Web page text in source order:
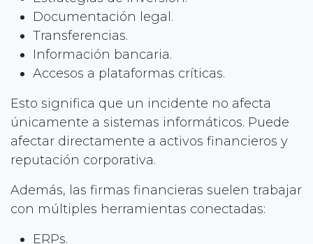
Documentación legal.
Transferencias.
Información bancaria.
Accesos a plataformas críticas.
Esto significa que un incidente no afecta
únicamente a sistemas informáticos. Puede
afectar directamente a activos financieros y
reputación corporativa.
Además, las firmas financieras suelen trabajar
con múltiples herramientas conectadas:
ERPs.